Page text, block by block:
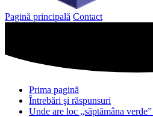
Pagină principală Contact
Prima pagină
Întrebări şi răspunsuri
Unde are loc „săptămâna